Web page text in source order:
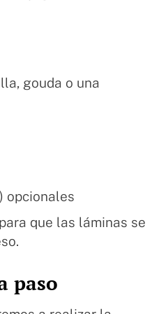
gouda o una
opcionales
que las láminas se
paso